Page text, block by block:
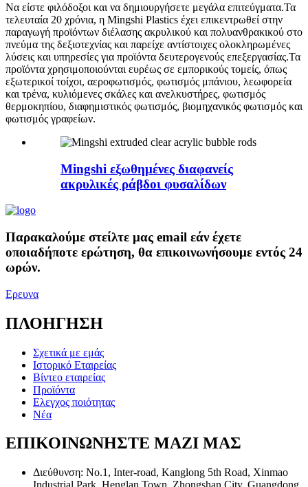
Να είστε φιλόδοξοι και να δημιουργήσετε μεγάλα επιτεύγματα.Τα
τελευταία 20 χρόνια, η Mingshi Plastics έχει επικεντρωθεί στην
παραγωγή προϊόντων διέλασης ακρυλικού και πολυανθρακικού στο
πνεύμα της δεξιοτεχνίας και παρείχε αντίστοιχες ολοκληρωμένες
λύσεις και υπηρεσίες για προϊόντα δευτερογενούς επεξεργασίας.Τα
προϊόντα χρησιμοποιούνται ευρέως σε εμπορικούς τομείς, όπως
εξωτερικοί τοίχοι, αεροφωτισμός, φωτισμός μπάνιου, λεωφορεία
και τρένα, κυλιόμενες σκάλες και ανελκυστήρες, φωτισμός
θερμοκηπίου, διαφημιστικός φωτισμός, βιομηχανικός φωτισμός και
φωτισμός γραφείων.
Mingshi εξωθημένες διαφανείς
ακρυλικές ράβδοι φυσαλίδων
Παρακαλούμε στείλτε μας email εάν έχετε
οποιαδήποτε ερώτηση, θα επικοινωνήσουμε εντός 24
ωρών.
Ερευνα
ΠΛΟΗΓΗΣΗ
Σχετικά με εμάς
Ιστορικό Εταιρείας
Βίντεο εταιρείας
Προϊόντα
Ελεγχος ποιότητας
Νέα
ΕΠΙΚΟΙΝΩΝΗΣΤΕ ΜΑΖΙ ΜΑΣ
Διεύθυνση: No.1, Inter-road, Kanglong 5th Road, Xinmao